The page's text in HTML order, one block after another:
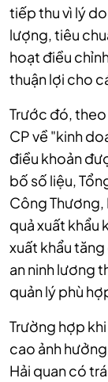
tiếp thu vì lý
lượng, tiêu
hoạt điều
thuận lợi cho
Trước đó,
CP về "kinh
điều khoản
bố số liệu,
Công Thương,
quả xuất khẩu
xuất khẩu
an ninh lương
quản lý phù
Trường hợp
cao ảnh
Hải quan có